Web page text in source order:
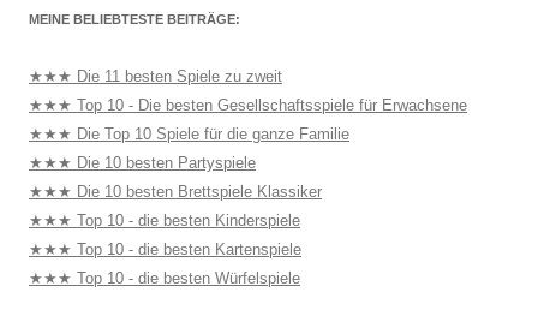
MEINE BELIEBTESTE BEITRÄGE:
★★★ Die 11 besten Spiele zu zweit
★★★ Top 10 - Die besten Gesellschaftsspiele für Erwachsene
★★★ Die Top 10 Spiele für die ganze Familie
★★★ Die 10 besten Partyspiele
★★★ Die 10 besten Brettspiele Klassiker
★★★ Top 10 - die besten Kinderspiele
★★★ Top 10 - die besten Kartenspiele
★★★ Top 10 - die besten Würfelspiele